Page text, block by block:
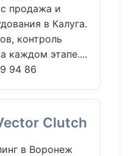
продажа и
в Калуга.
контроль
каждом этапе....
94 86
Clutch
в Воронеж